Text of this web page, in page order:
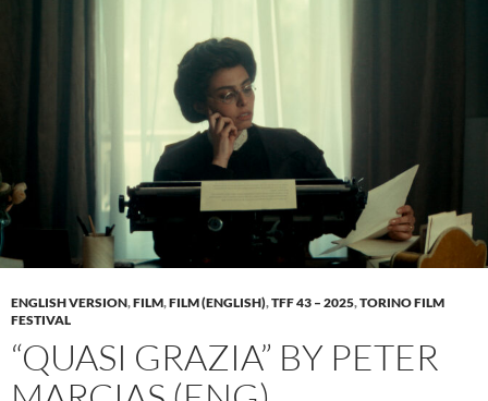
ENGLISH VERSION,FILM,FILM (ENGLISH),TFF 43 – 2025,TORINO FILM
FESTIVAL
“QUASI GRAZIA” BY PETER